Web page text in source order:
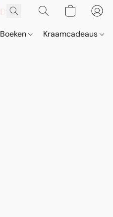
Boeken Kraamcadeaus